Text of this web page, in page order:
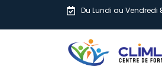
Du Lundi au Vendredi